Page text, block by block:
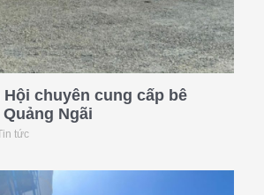
Hội chuyên cung cấp bê
Ngãi
tức